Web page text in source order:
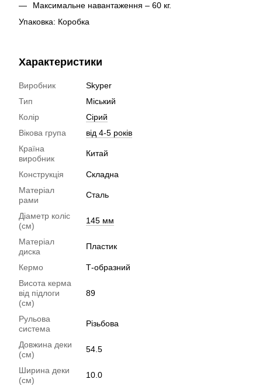
Максимальне навантаження – 60 кг.
Упаковка: Коробка
Характеристики
Виробник
Skyper
Тип
Міський
Колір
Сірий
Вікова група
від 4-5 років
Країна
виробник
Китай
Конструкція
Складна
Матеріал
рами
Сталь
Діаметр коліс
(см)
145 мм
Матеріал
диска
Пластик
Кермо
Т-образний
Висота керма
від підлоги
(см)
89
Рульова
система
Різьбова
Довжина деки
(см)
54.5
Ширина деки
(см)
10.0